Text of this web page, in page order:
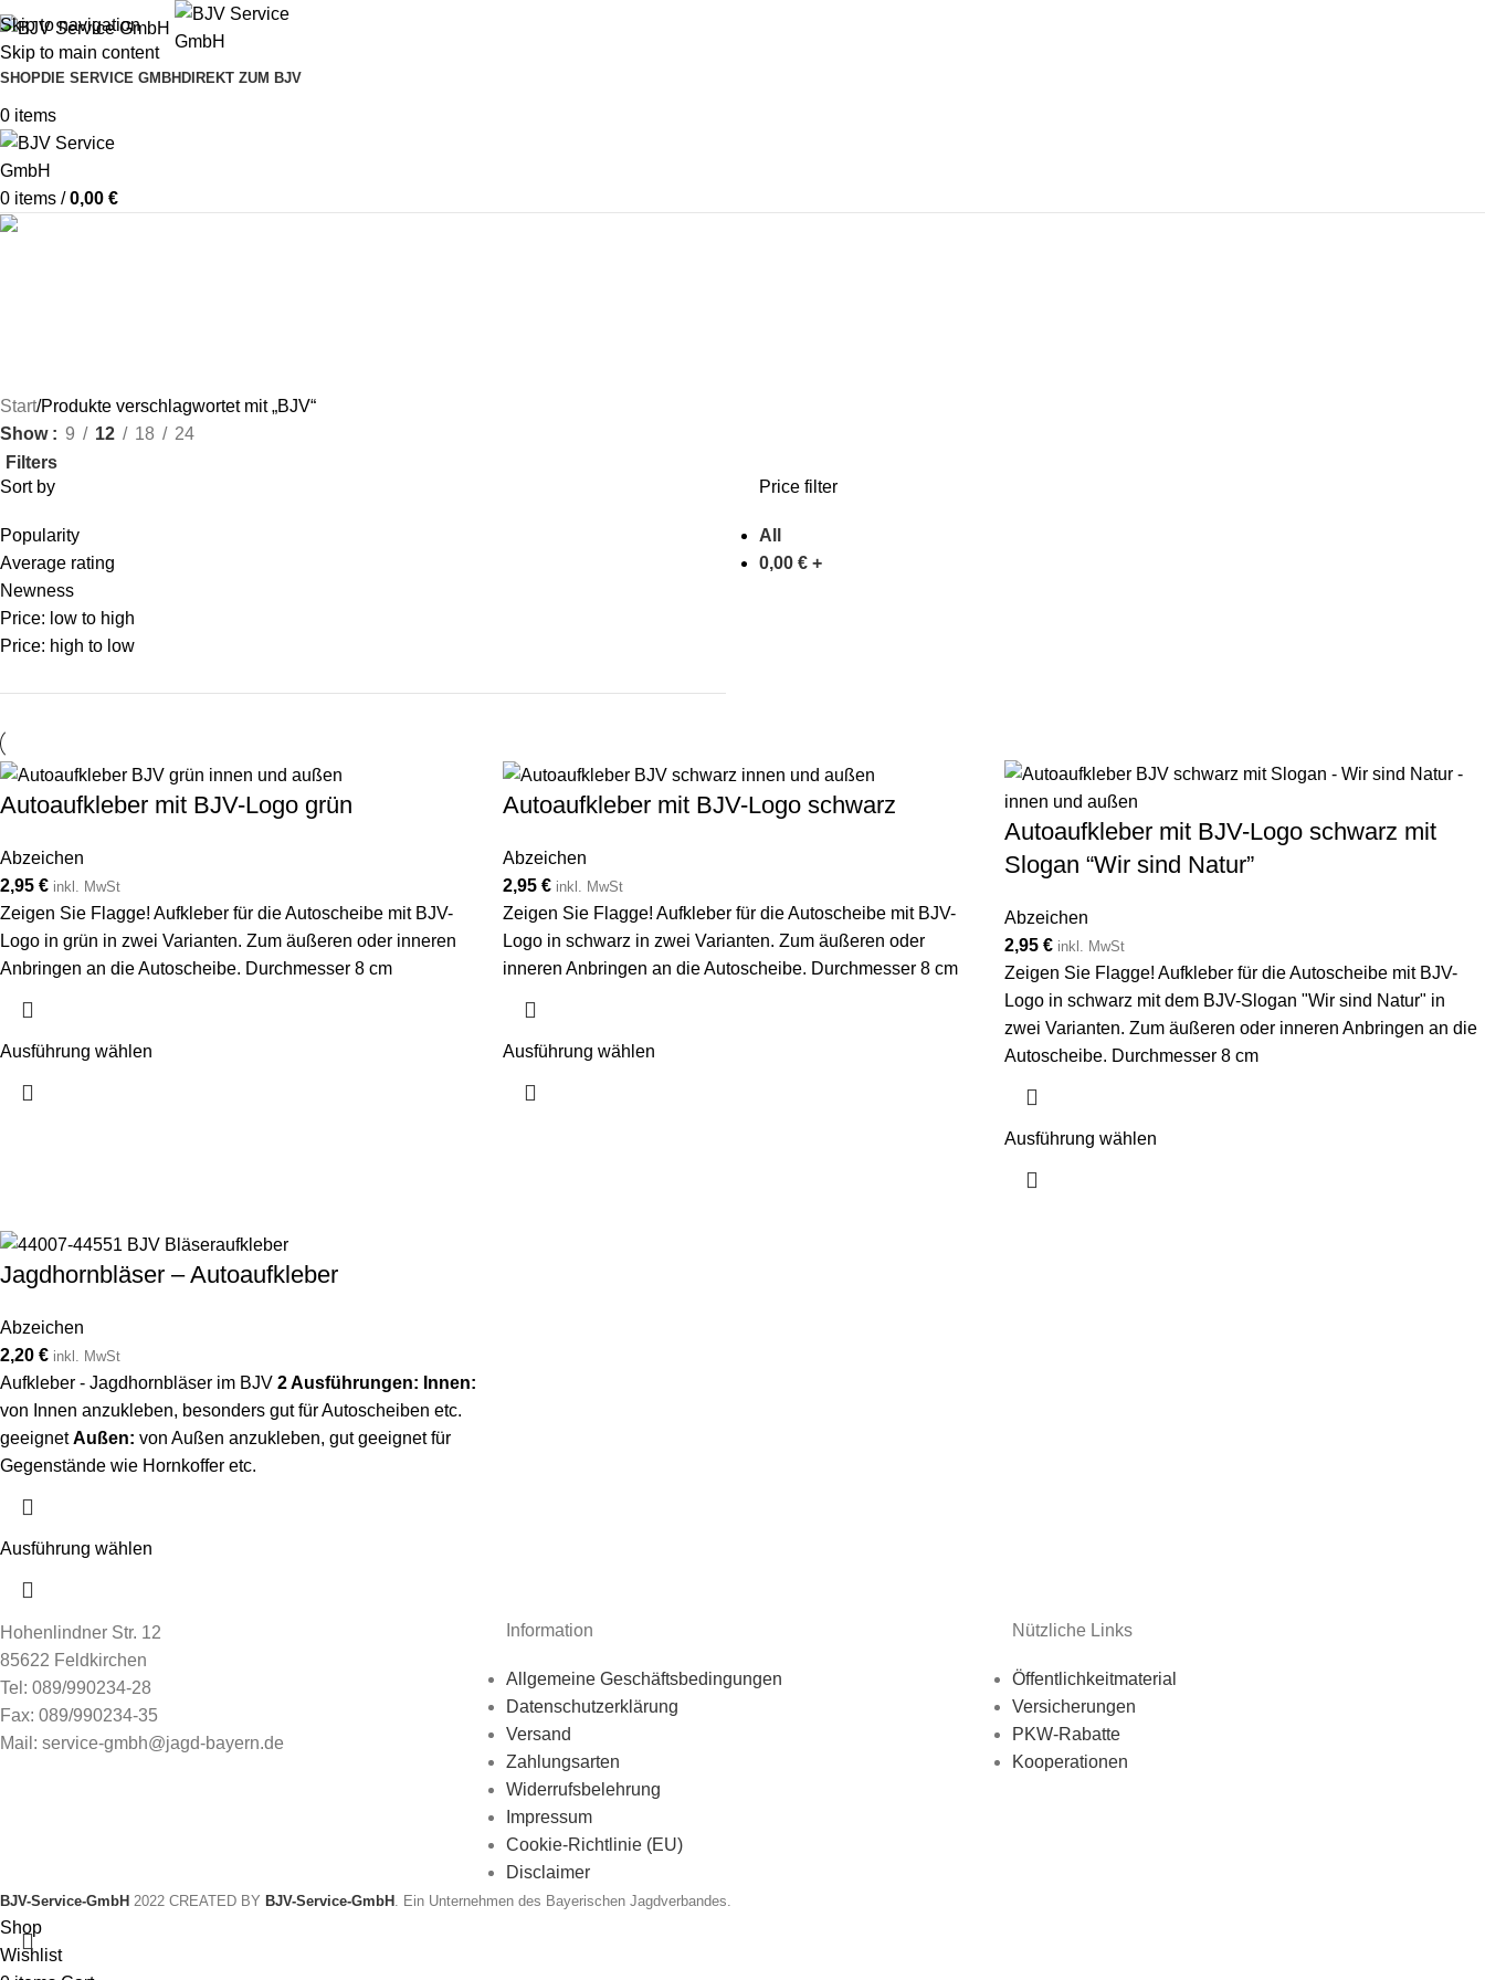
Skip to navigation
Skip to main content
SHOPDIE SERVICE GMBH DIREKT ZUM BJV
0 items
0 items / 0,00 €
Start Produkte verschlagwortet mit „BJV“
Show
9 12 18
24
Filters
Sort by
Popularity
Average rating
Newness
Price: low to high
Price: high to low
Price filter
All
0,00 € +
Autoaufkleber mit BJV-Logo grün
Abzeichen
2,95 € inkl. MwSt
Zeigen Sie Flagge! Aufkleber für die Autoscheibe mit BJV-
Logo in grün in zwei Varianten. Zum äußeren oder inneren
Anbringen an die Autoscheibe. Durchmesser 8 cm
Ausführung wählen
Autoaufkleber mit BJV-Logo schwarz
Abzeichen
2,95 € inkl. MwSt
Zeigen Sie Flagge! Aufkleber für die Autoscheibe mit BJV-
Logo in schwarz in zwei Varianten. Zum äußeren oder
inneren Anbringen an die Autoscheibe. Durchmesser 8 cm
Ausführung wählen
Autoaufkleber mit BJV-Logo schwarz mit
Slogan “Wir sind Natur”
Abzeichen
2,95€ inkl. MwSt
Zeigen Sie Flagge! Aufkleber für die Autoscheibe mit BJV-
Logo in schwarz mit dem BJV-Slogan "Wir sind Natur" in
zwei Varianten. Zum äußeren oder inneren Anbringen an die
Autoscheibe. Durchmesser 8 cm
Ausführung wählen
Jagdhornbläser – Autoaufkleber
Abzeichen
2,20 € inkl. MwSt
Aufkleber - Jagdhornbläser im BJV 2 Ausführungen: Innen:
von Innen anzukleben, besonders gut für Autoscheiben etc.
geeignetAußen: von Außen anzukleben, gut geeignet für
Gegenstände wie Hornkoffer etc.
Ausführung wählen
Hohenlindner Str. 12
85622 Feldkirchen
Tel: 089/990234-28
Fax: 089/990234-35
Mail: service-gmbh@jagd-bayern.de
Information
Allgemeine Geschäftsbedingungen
Datenschutzerklärung
Versand
Zahlungsarten
Widerrufsbelehrung
Impressum
Cookie-Richtlinie (EU)
Disclaimer
Nützliche Links
Öffentlichkeitmaterial
Versicherungen
PKW-Rabatte
Kooperationen
BJV-Service-GmbH 2022 CREATED BY BJV-Service-GmbH . Ein Unternehmen des Bayerischen Jagdverbandes.
Shop
Wishlist